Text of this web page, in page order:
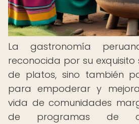
La gastronomía
reconocida por su
de platos, sino también
para empoderar y
vida de comunidades
de programas de